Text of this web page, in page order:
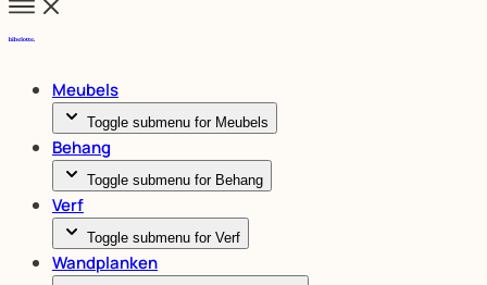
Meubels
Toggle submenu for Meubels
Behang
Toggle submenu for Behang
Verf
Toggle submenu for Verf
Wandplanken